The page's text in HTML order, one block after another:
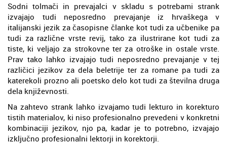
Sodni tolmači in prevajalci v skladu s potrebami strank
izvajajo tudi neposredno prevajanje iz hrvaškega v
italijanski jezik za časopisne članke kot tudi za učbenike pa
tudi za različne vrste revij, tako za ilustrirane kot tudi za
tiste, ki veljajo za strokovne ter za otroške in ostale vrste.
Prav tako lahko izvajajo tudi neposredno prevajanje v tej
različici jezikov za dela beletrije ter za romane pa tudi za
katerekoli prozno ali poetsko delo kot tudi za številna druga
dela književnosti.
Na zahtevo strank lahko izvajamo tudi lekturo in korekturo
tistih materialov, ki niso profesionalno prevedeni v konkretni
kombinaciji jezikov, njo pa, kadar je to potrebno, izvajajo
izključno profesionalni lektorji in korektorji.